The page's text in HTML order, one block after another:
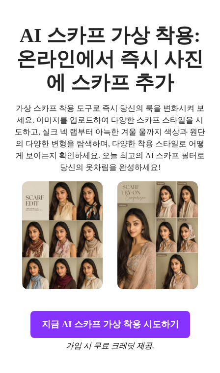
AI 스카프 가상 착용:
온라인에서 즉시 사진
에 스카프 추가
가상 스카프 착용 도구로 즉시 당신의 룩을 변화시켜 보
세요. 이미지를 업로드하여 다양한 스카프 스타일을 시
도하고, 실크 넥 랩부터 아늑한 겨울 울까지 색상과 원단
의 다양한 변형을 탐색하며, 다양한 착용 스타일로 어떻
게 보이는지 확인하세요. 오늘 최고의 AI 스카프 필터로
당신의 옷차림을 완성하세요!
지금 AI 스카프 가상 착용 시도하기
가입 시 무료 크레딧 제공.